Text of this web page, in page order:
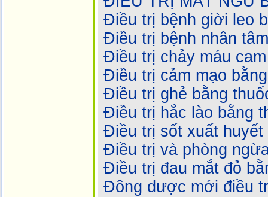
Điều trị bệnh giời leo
Điều trị bệnh nhân
Điều trị chảy máu
Điều trị cảm mạo
Điều trị ghẻ bằng
Điều trị hắc lào bằng
Điều trị sốt xuất
Điều trị và phòng
Điều trị đau mắt đỏ
Đông dược mới điều